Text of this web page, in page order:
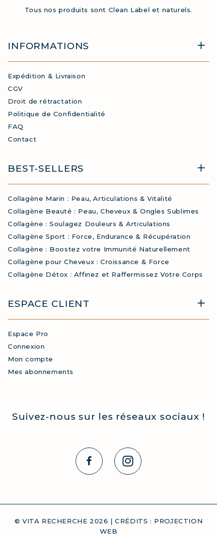
Tous nos produits sont Clean Label et naturels.
INFORMATIONS
Expédition & Livraison
CGV
Droit de rétractation
Politique de Confidentialité
FAQ
Contact
BEST-SELLERS
Collagène Marin : Peau, Articulations & Vitalité
Collagène Beauté : Peau, Cheveux & Ongles Sublimes
Collagène : Soulagez Douleurs & Articulations
Collagène Sport : Force, Endurance & Récupération
Collagène : Boostez votre Immunité Naturellement
Collagène pour Cheveux : Croissance & Force
Collagène Détox : Affinez et Raffermissez Votre Corps
ESPACE CLIENT
Espace Pro
Connexion
Mon compte
Mes abonnements
Suivez-nous sur les réseaux sociaux !
© VITA RECHERCHE 2026 | CRÉDITS : PROJECTION
WEB